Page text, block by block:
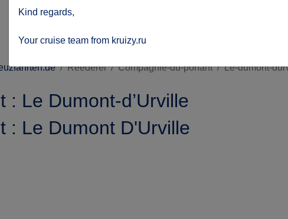
Reederei Compagnie-du-ponant Le-dumont-
Le Dumont-d’Urville
: Le Dumont D'Urville
Kind regards,
Your cruise team from kruizy.ru